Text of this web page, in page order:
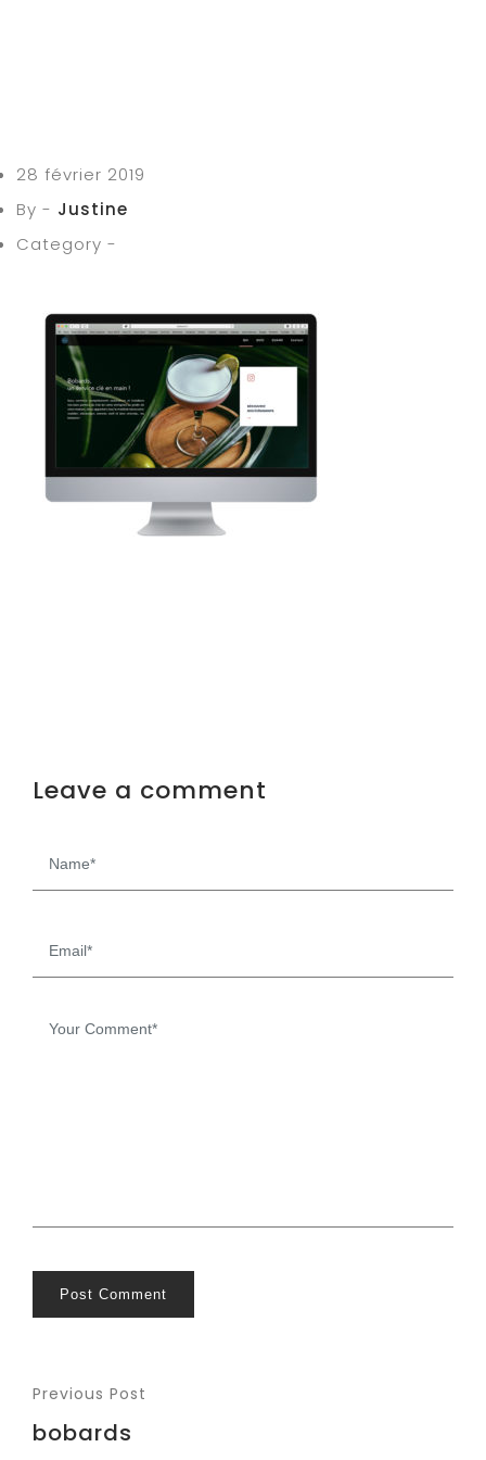
28 février 2019
By - Justine
Category -
Leave a comment
Post Comment
Previous Post
bobards